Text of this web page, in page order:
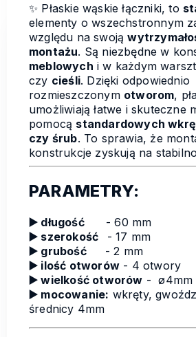
✨ Płaskie wąskie łączniki, to
elementy o wszechstronnym
względu na swoją
montażu. Są niezbędne w
meblowych i w każdym
czy cieśli. Dzięki odpowiednio
rozmieszczonym otworom,
umożliwiają łatwe i skuteczne
pomocą standardowych
czy śrub. To sprawia, że
konstrukcje zyskują na
PARAMETRY:
▶️ długość- 60 mm
▶️ szerokość - 17 mm
▶️ grubość
- 2 mm
▶️ ilość otworów - 4 otwory
▶️wielkość otworów - ø4mm
▶️ mocowanie: wkręty,
średnicy 4mm